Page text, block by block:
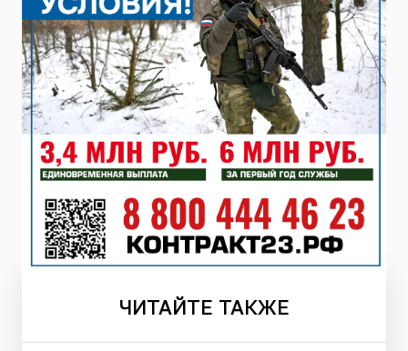
ЧИТАЙТЕ ТАКЖЕ